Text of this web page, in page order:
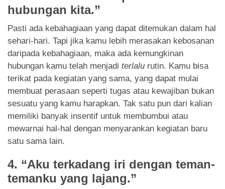
hubungan kita.”
Pasti ada kebahagiaan yang dapat ditemukan dalam hal
sehari-hari. Tapi jika kamu lebih merasakan kebosanan
daripada kebahagiaan, maka ada kemungkinan
hubungan kamu telah menjadi terlalu rutin. Kamu bisa
terikat pada kegiatan yang sama, yang dapat mulai
membuat perasaan seperti tugas atau kewajiban bukan
sesuatu yang kamu harapkan. Tak satu pun dari kalian
memiliki banyak insentif untuk membumbui atau
mewarnai hal-hal dengan menyarankan kegiatan baru
satu sama lain.
4. “Aku terkadang iri dengan teman-
temanku yang lajang.”